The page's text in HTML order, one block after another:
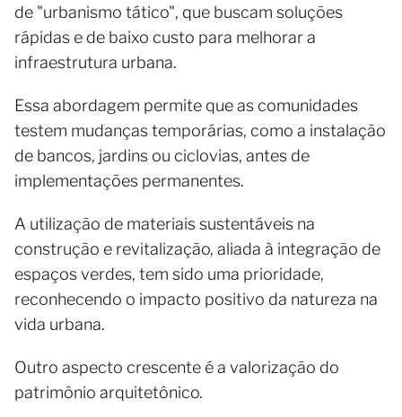
de "urbanismo tático", que buscam soluções
rápidas e de baixo custo para melhorar a
infraestrutura urbana.
Essa abordagem permite que as comunidades
testem mudanças temporárias, como a instalação
de bancos, jardins ou ciclovias, antes de
implementações permanentes.
A utilização de materiais sustentáveis na
construção e revitalização, aliada à integração de
espaços verdes, tem sido uma prioridade,
reconhecendo o impacto positivo da natureza na
vida urbana.
Outro aspecto crescente é a valorização do
patrimônio arquitetônico.